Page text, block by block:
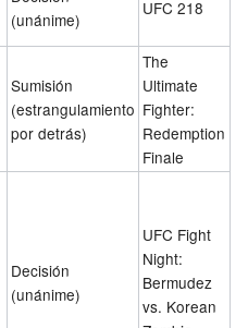
(unánime)
UFC 218
Sumisión
(estrangulamiento
por detrás)
The
Ultimate
Fighter:
Redemption
Finale
Decisión
(unánime)
UFC Fight
Night:
Bermudez
vs. Korean